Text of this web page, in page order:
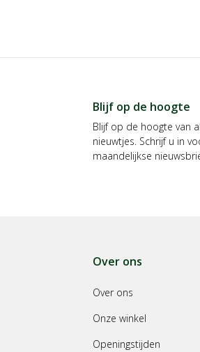
Blijf op de hoogte
Blijf op de hoogte van
nieuwtjes. Schrijf u in
maandelijkse
Over ons
Over ons
Onze winkel
Openingstijden